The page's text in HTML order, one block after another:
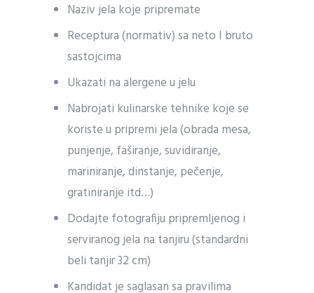
Naziv jela koje pripremate
Receptura (normativ) sa neto I bruto
sastojcima
Ukazati na alergene u jelu
Nabrojati kulinarske tehnike koje se
koriste u pripremi jela (obrada mesa,
punjenje, faširanje, suvidiranje,
mariniranje, dinstanje, pečenje,
gratiniranje itd…)
Dodajte fotografiju pripremljenog i
serviranog jela na tanjiru (standardni
beli tanjir 32 cm)
Kandidat je saglasan sa pravilima